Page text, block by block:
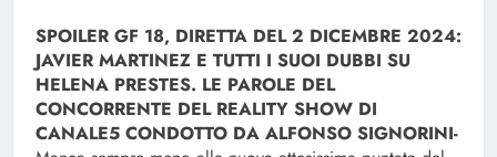
SPOILER GF 18, DIRETTA DEL 2 DICEMBRE 2024:
JAVIER MARTINEZ E TUTTI I SUOI DUBBI SU
HELENA PRESTES. LE PAROLE DEL
CONCORRENTE DEL REALITY SHOW DI
CANALE5 CONDOTTO DA ALFONSO SIGNORINI-